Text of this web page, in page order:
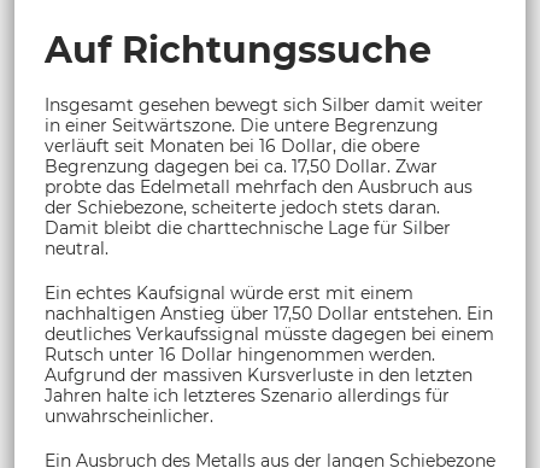
Auf Richtungssuche
Insgesamt gesehen bewegt sich Silber damit weiter
in einer Seitwärtszone. Die untere Begrenzung
verläuft seit Monaten bei 16 Dollar, die obere
Begrenzung dagegen bei ca. 17,50 Dollar. Zwar
probte das Edelmetall mehrfach den Ausbruch aus
der Schiebezone, scheiterte jedoch stets daran.
Damit bleibt die charttechnische Lage für Silber
neutral.
Ein echtes Kaufsignal würde erst mit einem
nachhaltigen Anstieg über 17,50 Dollar entstehen. Ein
deutliches Verkaufssignal müsste dagegen bei einem
Rutsch unter 16 Dollar hingenommen werden.
Aufgrund der massiven Kursverluste in den letzten
Jahren halte ich letzteres Szenario allerdings für
unwahrscheinlicher.
Ein Ausbruch des Metalls aus der langen Schiebezone